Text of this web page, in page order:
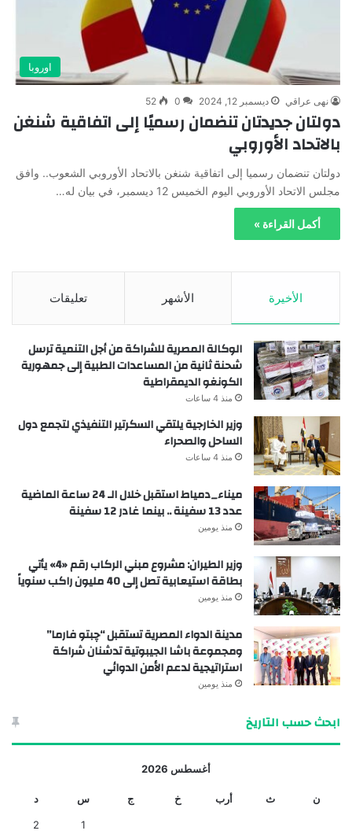
اوروبا
نهى عراقي ديسمبر 12, 2024 0
52
دولتان جديدتان تنضمان رسميًا إلى اتفاقية شنغن
بالاتحاد الأوروبي
دولتان تنضمان رسميا إلى اتفاقية شنغن بالاتحاد الأوروبي الشعوب.. وافق
مجلس الاتحاد الأوروبي اليوم الخميس 12 ديسمبر، في بيان له…
أكمل القراءة »
الأخيرة الأشهر تعليقات
الوكالة المصرية للشراكة من أجل التنمية ترسل
شحنة ثانية من المساعدات الطبية إلى جمهورية
الكونغو الديمقراطية
منذ 4 ساعات
وزير الخارجية يلتقي السكرتير التنفيذي لتجمع دول
الساحل والصحراء
منذ 4 ساعات
ميناء_دمياط استقبل خلال الـ 24 ساعة الماضية
عدد 13 سفينة .. بينما غادر 12 سفينة
منذ يومين
وزير الطيران: مشروع مبني الركاب رقم «4» يأتي
بطاقة استيعابية تصل إلى 40 مليون راكب سنوياً
منذ يومين
مدينة الدواء المصرية تستقبل “چبتو فارما”
ومجموعة باشا الجيبوتية تدشنان شراكة
استراتيجية لدعم الأمن الدوائي
منذ يومين
ابحث حسب التاريخ
أغسطس 2026
ن ث أرب خ ج س د
1
2